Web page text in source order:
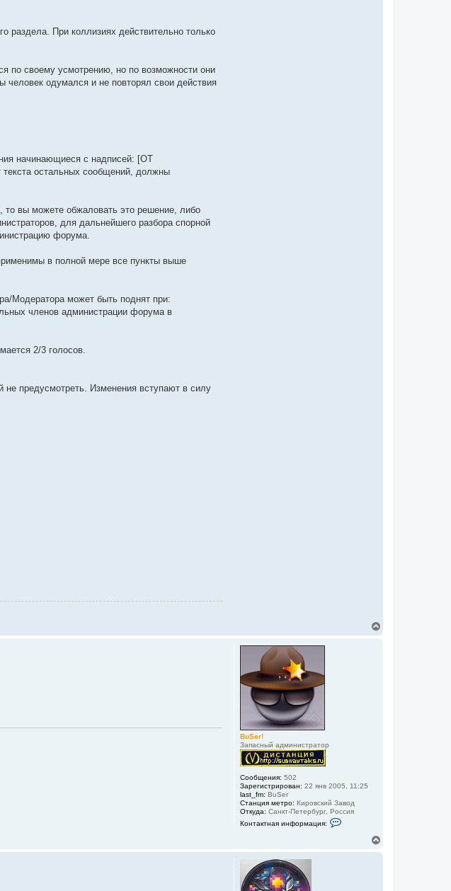
раздела. При коллизиях действительно только
по своему усмотрению, но по возможности они
человек одумался и не повторял свои действия
начинающиеся с надписей: [ОТ
остальных сообщений, должны
вы можете обжаловать это решение, либо
для дальнейшего разбора спорной
форума.
в полной мере все пункты выше
Модератора может быть поднят при:
членов администрации форума в
2/3 голосов.
предусмотреть. Изменения вступают в силу
BuSer!
Запасный администратор
Сообщения: 502
Зарегистрирован: 22 янв 2005, 11:25
last_fm: BuSer
Станция метро: Кировский Завод
Откуда: Санкт-Петербург, Россия
Контактная информация:
а